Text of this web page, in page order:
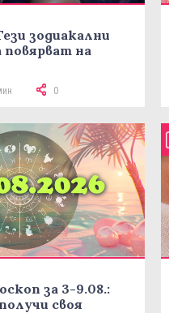
зодиакални
повярват на
0
за 3-9.08.:
своя